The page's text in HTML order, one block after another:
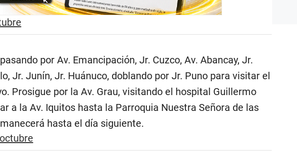
por Av. Emancipación, Jr. Cuzco, Av. Abancay, Jr.
Jr. Junín, Jr. Huánuco, doblando por Jr. Puno para visitar el
Prosigue por la Av. Grau, visitando el hospital Guillermo
a la Av. Iquitos hasta la Parroquia Nuestra Señora de las
hasta el día siguiente.